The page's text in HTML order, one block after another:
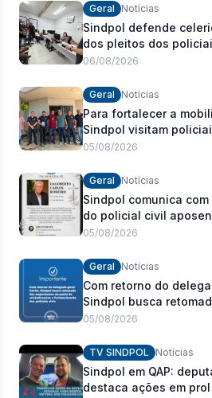
Geral Notícias
Sindpol defende
dos pleitos dos
às delegacias
06/08/2026
Geral Notícias
Para fortalecer a
Sindpol visitam
05/08/2026
Geral Notícias
Sindpol comunica
do policial civil
Carlos Romeiro
05/08/2026
Geral Notícias
Com retorno do
Sindpol busca
pauta de
05/08/2026
TV SINDPOL Notícias
Sindpol em QAP:
destaca ações em